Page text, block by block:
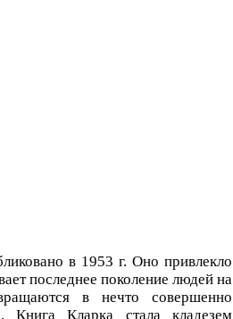
в 1953 г. Оно привлекло
последнее поколение людей на
в нечто совершенно
Книга Кларка стала кладезем